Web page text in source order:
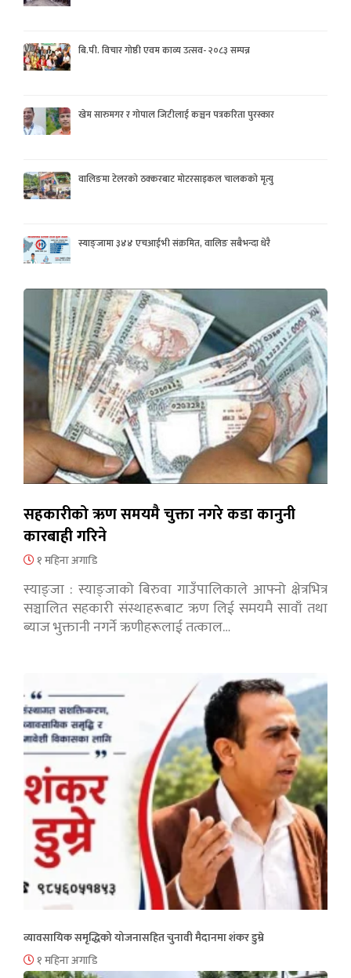
बि.पी. विचार गोष्ठी एवम काव्य उत्सव- २०८३ सम्पन्न
खेम सारुमगर र गोपाल जिटीलाई कञ्चन पत्रकरिता पुरस्कार
वालिङमा टेलरको ठक्करबाट मोटरसाइकल चालकको मृत्यु
स्याङ्जामा ३४४ एचआईभी संक्रमित, वालिङ सबैभन्दा धेरै
सहकारीको ऋण समयमै चुक्ता नगरे कडा कानुनी
कारबाही गरिने
१ महिना अगाडि
स्याङ्जा : स्याङ्जाको बिरुवा गाउँपालिकाले आफ्नो क्षेत्रभित्र
सञ्चालित सहकारी संस्थाहरूबाट ऋण लिई समयमै सावाँ तथा
ब्याज भुक्तानी नगर्ने ऋणीहरूलाई तत्काल…
व्यावसायिक समृद्धिको योजनासहित चुनावी मैदानमा शंकर डुम्रे
१ महिना अगाडि